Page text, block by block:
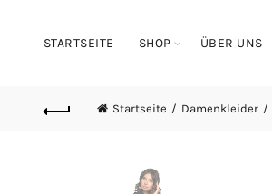
STARTSEITE SHOP ÜBER UNS
Startseite Damenkleider